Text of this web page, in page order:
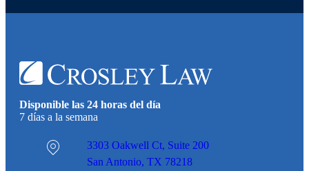
Disponible las 24 horas del día
7 días a la semana
3303 Oakwell Ct, Suite 200
San Antonio, TX 78218